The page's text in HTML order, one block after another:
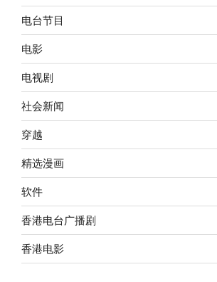
电台节目
电影
电视剧
社会新闻
穿越
精选漫画
软件
香港电台广播剧
香港电影